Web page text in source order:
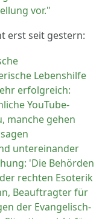
vor."
erst seit gestern:
Lebenshilfe
erfolgreich:
YouTube-
manche gehen
untereinander
'Die Behörden
rechten Esoterik
Beauftragter für
der Evangelisch-